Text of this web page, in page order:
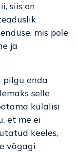
siis on
mis pole
ja
pilgu enda
selle
külalisi
et me ei
keeles,
vägagi